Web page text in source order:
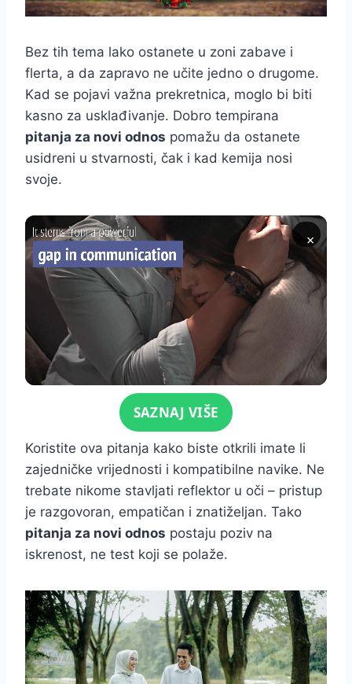
Bez tih tema lako ostanete u zoni zabave i
flerta, a da zapravo ne učite jedno o drugome.
Kad se pojavi važna prekretnica, moglo bi biti
kasno za usklađivanje. Dobro tempirana
pitanja za novi odnos pomažu da ostanete
usidreni u stvarnosti, čak i kad kemija nosi
svoje.
×
Click for soundSAZNAJ VIŠE
Koristite ova pitanja kako biste otkrili imate li
zajedničke vrijednosti i kompatibilne navike. Ne
trebate nikome stavljati reflektor u oči – pristup
je razgovoran, empatičan i znatiželjan. Tako
pitanja za novi odnos postaju poziv na
iskrenost, ne test koji se polaže.